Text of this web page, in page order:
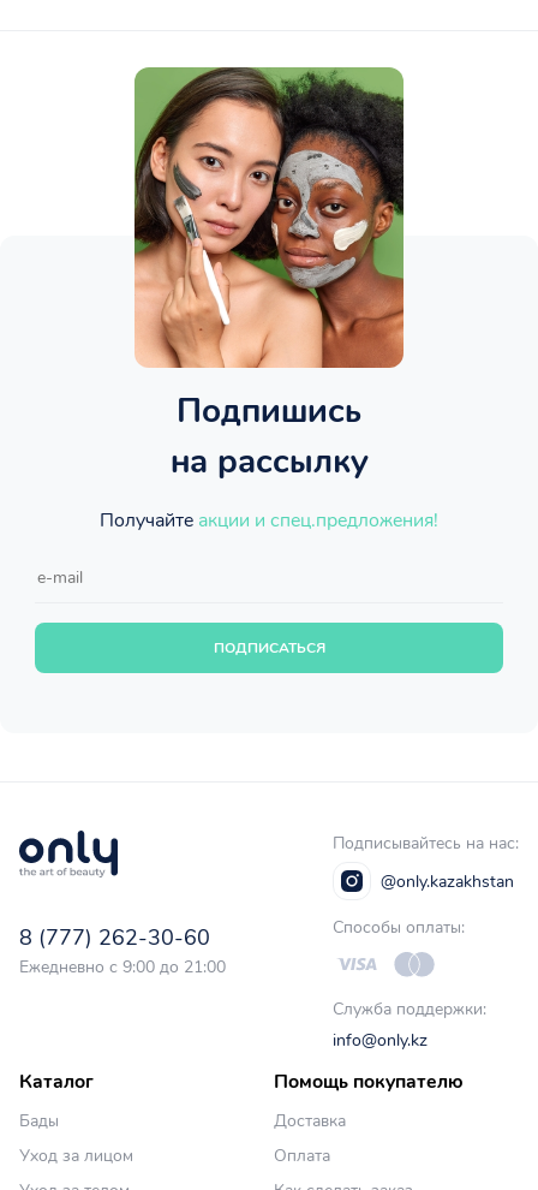
Подпишись
на рассылку
Получайте акции и спец.предложения!
ПОДПИСАТЬСЯ
8 (777) 262-30-60
Ежедневно с 9:00 до 21:00
Подписывайтесь на нас:
@only.kazakhstan
Способы оплаты:
Служба поддержки:
info@only.kz
Каталог
Бады
Уход за лицом
Помощь покупателю
Доставка
Оплата